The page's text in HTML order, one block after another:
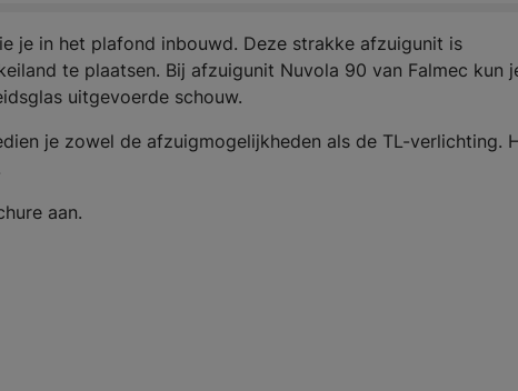
je in het plafond inbouwd. Deze strakke afzuigunit is
te plaatsen. Bij afzuigunit Nuvola 90 van Falmec kun
uitgevoerde schouw.
je zowel de afzuigmogelijkheden als de TL-verlichting.
aan.